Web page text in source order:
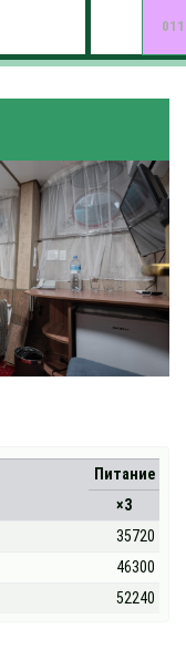
011
Питание
×3
35720
46300
52240